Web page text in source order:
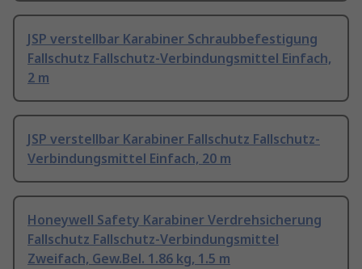
JSP verstellbar Karabiner Schraubbefestigung
Fallschutz Fallschutz-Verbindungsmittel Einfach,
2 m
JSP verstellbar Karabiner Fallschutz Fallschutz-
Verbindungsmittel Einfach, 20 m
Honeywell Safety Karabiner Verdrehsicherung
Fallschutz Fallschutz-Verbindungsmittel
Zweifach, Gew.Bel. 1.86 kg, 1.5 m